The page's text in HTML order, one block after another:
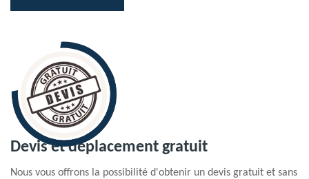
Devis et déplacement gratuit
Nous vous offrons la possibilité d'obtenir un devis gratuit et sans